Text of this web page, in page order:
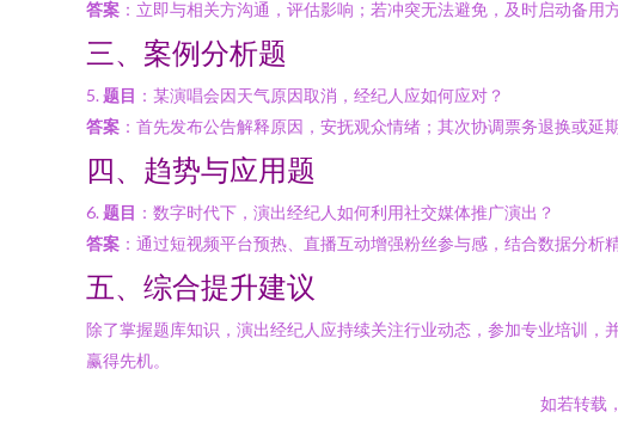
答案 ：立即与相关方沟通，评估影响；若冲突无法避免，及时启动备
三、案例分析题
5.题目 ：某演唱会因天气原因取消，经纪人应如何应对？
答案 ：首先发布公告解释原因，安抚观众情绪；其次协调票务退换或
四、趋势与应用题
6.题目 ：数字时代下，演出经纪人如何利用社交媒体推广演出？
答案 ：通过短视频平台预热、直播互动增强粉丝参与感，结合数据分
五、综合提升建议
除了掌握题库知识，演出经纪人应持续关注行业动态，参加专业培训
赢得先机。
如若转载